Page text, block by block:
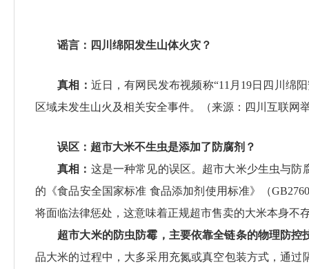
谣言：四川绵阳发生山体火灾？
真相： 近日，有网民发布视频称“11月19日四川绵
区域未发生山火及相关安全事件。（来源：四川互联网
误区：超市大米不生虫是添加了防腐剂？
真相： 这是一种常见的误区。超市大米少生虫与防
的《食品安全国家标准 食品添加剂使用标准》（
将面临法律惩处，这意味着正规超市售卖的大米本身不
超市大米的防虫防霉，主要依靠全链条的物理防控
品大米的过程中，大多采用充氮或真空包装方式，通